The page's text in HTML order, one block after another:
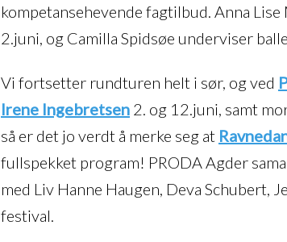
kompetansehevende fagtilbud. Anna
2.juni, og Camilla Spidsøe underviser
Vi fortsetter rundturen helt i sør, og ved
Irene Ingebretsen 2. og 12.juni, samt
så er det jo verdt å merke seg at
fullspekket program! PRODA Agder
med Liv Hanne Haugen, Deva Schubert,
festival.